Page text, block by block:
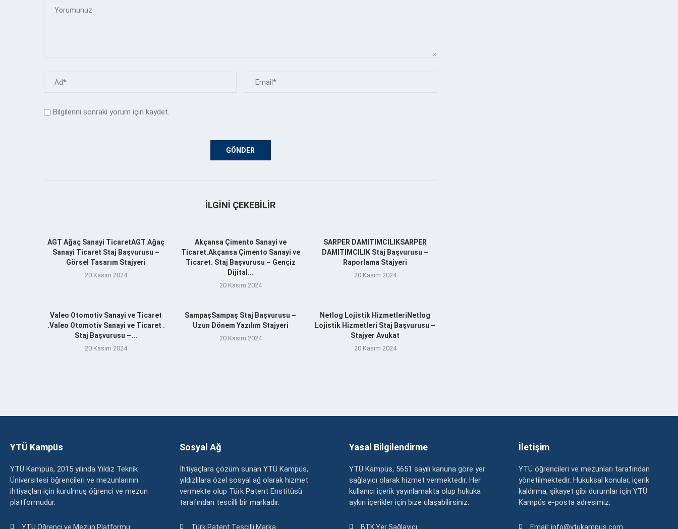
Bilgilerini sonraki yorum için kaydet.
İLGINI ÇEKEBILIR
AGT Ağaç Sanayi TicaretAGT Ağaç
Sanayi Ticaret Staj Başvurusu –
Görsel Tasarım Stajyeri
20 Kasım 2024
Akçansa Çimento Sanayi ve
Ticaret.Akçansa Çimento Sanayi ve
Ticaret. Staj Başvurusu – Gençiz
Dijital...
20 Kasım 2024
SARPER DAMITIMCILIKSARPER
DAMITIMCILIK Staj Başvurusu –
Raporlama Stajyeri
20 Kasım 2024
Valeo Otomotiv Sanayi ve Ticaret
.Valeo Otomotiv Sanayi ve Ticaret .
Staj Başvurusu –...
20 Kasım 2024
SampaşSampaş Staj Başvurusu –
Uzun Dönem Yazılım Stajyeri
20 Kasım 2024
Netlog Lojistik HizmetleriNetlog
Lojistik Hizmetleri Staj Başvurusu –
Stajyer Avukat
20 Kasım 2024
YTÜ Kampüs
YTÜ Kampüs, 2015 yılında Yıldız Teknik
Üniversitesi öğrencileri ve mezunlarının
ihtiyaçları için kurulmuş öğrenci ve mezun
platformudur.
YTÜ Öğrenci ve Mezun Platformu
Sosyal Ağ
İhtiyaçlara çözüm sunan YTÜ Kampüs,
yıldızlılara özel sosyal ağ olarak hizmet
vermekte olup Türk Patent Enstitüsü
tarafından tescilli bir markadır.
Türk Patent Tescilli Marka
Yasal Bilgilendirme
YTÜ Kampüs, 5651 sayılı kanuna göre yer
sağlayıcı olarak hizmet vermektedir. Her
kullanıcı içerik yayınlamakta olup hukuka
aykırı içerikler için bize ulaşabilirsiniz.
BTK Yer Sağlayıcı
İletişim
YTÜ öğrencileri ve mezunları tarafından
yönetilmektedir. Hukuksal konular, içerik
kaldırma, şikayet gibi durumlar için YTÜ
Kampüs e-posta adresimiz:
Email: info@ytukampus.com